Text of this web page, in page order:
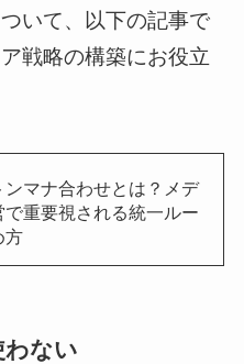
いて、以下の記事で
戦略の構築にお役立
ンマナ合わせとは？メデ
で重要視される統一ルー
方
わない